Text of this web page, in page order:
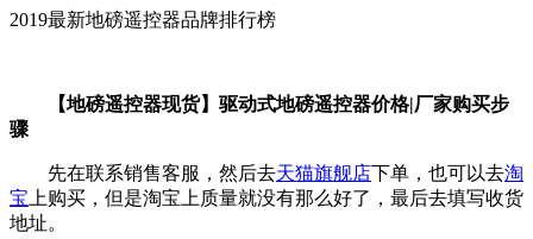
2019最新地磅遥控器品牌排行榜
【地磅遥控器现货】驱动式地磅遥控器价格|厂家购买步
骤
先在联系销售客服，然后去天猫旗舰店下单，也可以去淘
宝 上购买，但是淘宝上质量就没有那么好了，最后去填写收货
地址。